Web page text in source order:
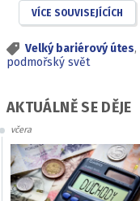
VÍCE SOUVISEJÍCÍCH
Velký bariérový útes,
podmořský svět
AKTUÁLNĚ SE DĚJE
včera